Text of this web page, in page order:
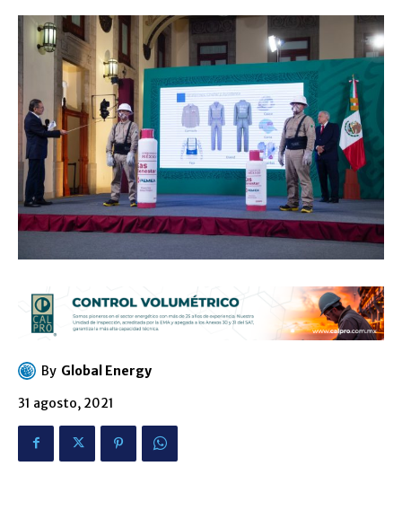
By Global Energy
31 agosto, 2021